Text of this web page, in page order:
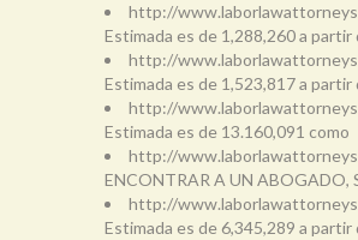
http://
Estimada es de 1,288,260 a partir
http://
Estimada es de 1,523,817 a partir
http://
Estimada es de 13.160,091 como
http://
ENCONTRAR A UN ABOGADO,
http://
Estimada es de 6,345,289 a partir